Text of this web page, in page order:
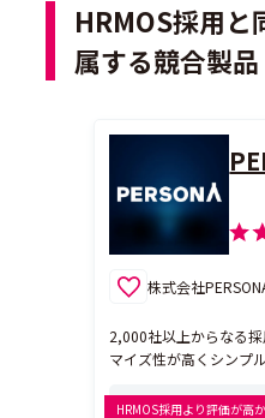
HRMOS採用と
属する競合製品
株式会社
2,000社以上からなる
マイズ性が高くシンプ
によって『効率化』と
HRMOS採用より評価が高